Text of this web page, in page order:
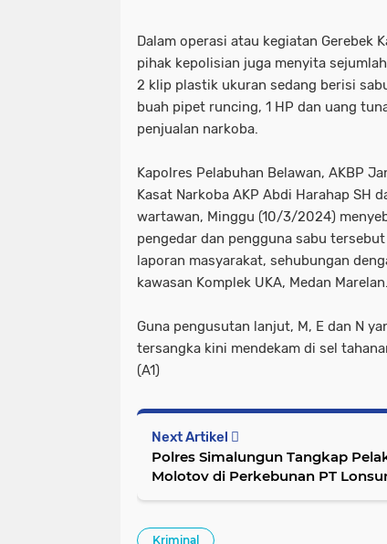
Dalam operasi atau kegiatan Gerebek
pihak kepolisian juga menyita
2 klip plastik ukuran sedang berisi
buah pipet runcing, 1 HP dan uang
penjualan narkoba.
Kapolres Pelabuhan Belawan, AKBP
Kasat Narkoba AKP Abdi Harahap SH
wartawan, Minggu (10/3/2024)
pengedar dan pengguna sabu
laporan masyarakat, sehubungan
kawasan Komplek UKA, Medan Marelan.
Guna pengusutan lanjut, M, E dan N
tersangka kini mendekam di sel
(A1)
Next Artikel
Polres Simalungun Tangkap
Molotov di Perkebunan PT
Kriminal